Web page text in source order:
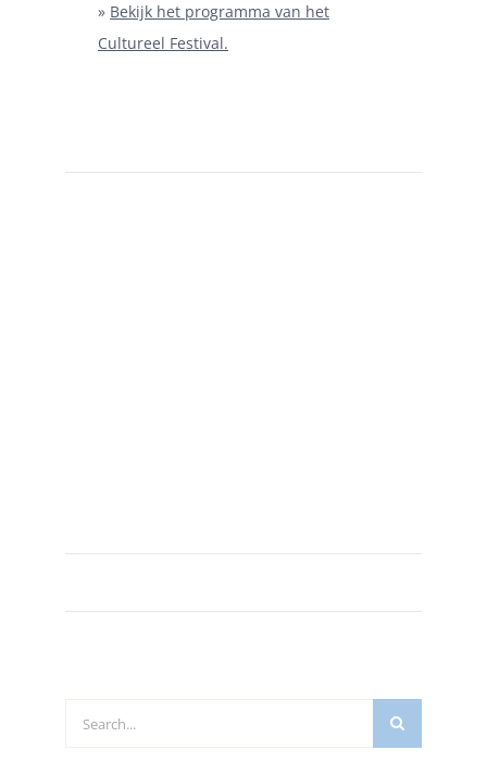
» Bekijk het programma van het
Cultureel Festival.